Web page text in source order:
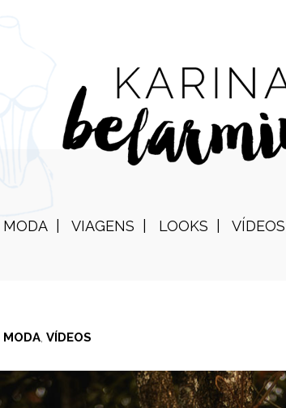
MODA VIAGENS LOOKS VÍDEOS
MODA, VÍDEOS